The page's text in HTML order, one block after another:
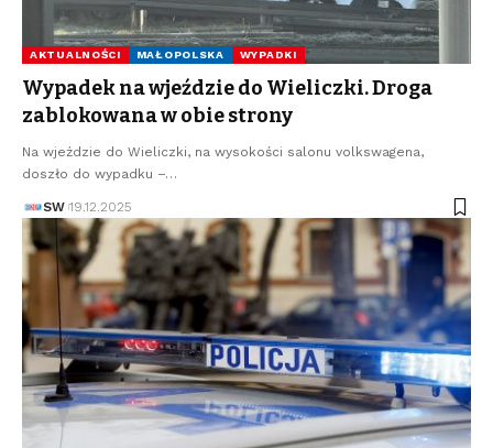
AKTUALNOŚCI MAŁOPOLSKA WYPADKI
Wypadek na wjeździe do Wieliczki. Droga
zablokowana w obie strony
Na wjeździe do Wieliczki, na wysokości salonu volkswagena,
doszło do wypadku –…
SW 19.12.2025